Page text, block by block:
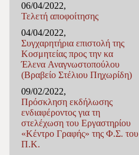
06/04/2022,
Τελετή αποφοίτησης
04/04/2022,
Συγχαρητήρια επιστολή της
Κοσμητείας προς την κα
Έλενα Αναγνωστοπούλου
(Βραβείο Στέλιου Πηχωρίδη)
09/02/2022,
Πρόσκληση εκδήλωσης
ενδιαφέροντος για τη
στελέχωση του Εργαστηρίου
«Κέντρο Γραφής» της Φ.Σ. του
Π.Κ.